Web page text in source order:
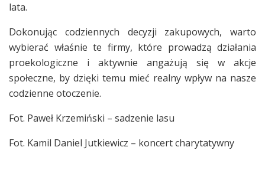
lata.
Dokonując codziennych decyzji zakupowych, warto
wybierać właśnie te firmy, które prowadzą działania
proekologiczne i aktywnie angażują się w akcje
społeczne, by dzięki temu mieć realny wpływ na nasze
codzienne otoczenie.
Fot. Paweł Krzemiński – sadzenie lasu
Fot. Kamil Daniel Jutkiewicz – koncert charytatywny